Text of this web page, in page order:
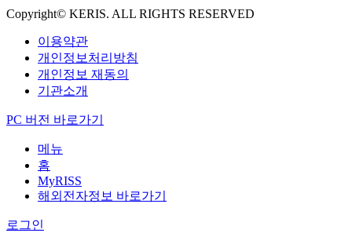
Copyright© KERIS. ALL RIGHTS RESERVED
이용약관
개인정보처리방침
개인정보 재동의
기관소개
PC 버전 바로가기
메뉴
홈
MyRISS
해외전자정보 바로가기
로그인